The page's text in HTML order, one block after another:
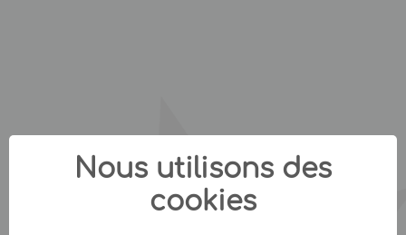
Nous utilisons des
cookies